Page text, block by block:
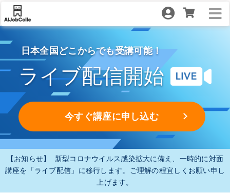
日本全国どこからでも受講可能！
ライブ配信開始
今すぐ講座に申し込む
【お知らせ】 新型コロナウイルス感染拡大に備え、一時的に対面
講座を「ライブ配信」に移行します。ご理解の程宜しくお願い申し
上げます。